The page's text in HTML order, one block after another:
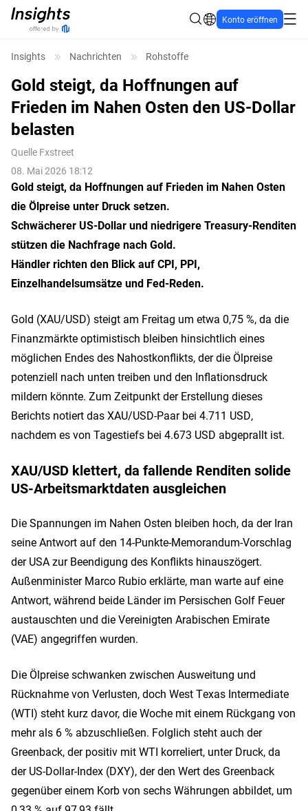
Konto eröffnen
Insights Nachrichten Rohstoffe
Gold steigt, da Hoffnungen auf
Frieden im Nahen Osten den US-Dollar
belasten
Quelle Fxstreet
08. Mai 2026 18:12
Gold steigt, da Hoffnungen auf Frieden im Nahen Osten
dieÖlpreiseunter Druck setzen.
SchwächererUS-Dollar und niedrigere Treasury-Renditen
stützen die Nachfrage nach Gold.
Händler richten den Blick auf CPI, PPI,
Einzelhandelsumsätze und Fed-Reden.
Gold (XAU/USD) steigt am Freitag um etwa 0,75 %, da die
Finanzmärkte optimistisch bleiben hinsichtlich eines
möglichen Endes des Nahostkonflikts, der die Ölpreise
potenziell nach unten treiben und den Inflationsdruck
mildern könnte. Zum Zeitpunkt der Erstellung dieses
Berichts notiert das XAU/USD-Paar bei 4.711 USD,
nachdem es von Tagestiefs bei 4.673 USD abgeprallt ist.
XAU/USD klettert, da fallende Renditen solide
US-Arbeitsmarktdaten ausgleichen
Die Spannungen im Nahen Osten bleiben hoch, da der Iran
seine Antwort auf den 14-Punkte-Memorandum-Vorschlag
der USA zur Beendigung des Konflikts hinauszögert.
Außenminister Marco Rubio erklärte, man warte auf eine
Antwort, während beide Länder im Persischen Golf Feuer
austauschten und die Vereinigten Arabischen Emirate
(VAE) angegriffen wurden.
Die Ölpreise schwanken zwischen Ausweitung und
Rücknahme von Verlusten, doch West Texas Intermediate
(WTI) steht kurz davor, die Woche mit einem Rückgang von
mehr als 6 % abzuschließen. Folglich steht auch der
Greenback, der positiv mit WTI korreliert, unter Druck, da
der US-Dollar-Index (DXY), der den Wert des Greenback
gegenüber einem Korb von sechs Währungen abbildet, um